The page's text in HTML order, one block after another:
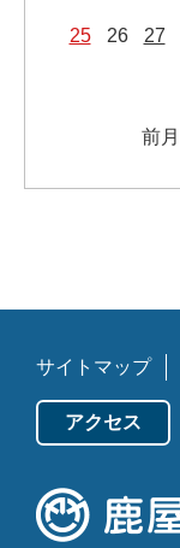
25 26 27
前月
サイトマップ
アクセス